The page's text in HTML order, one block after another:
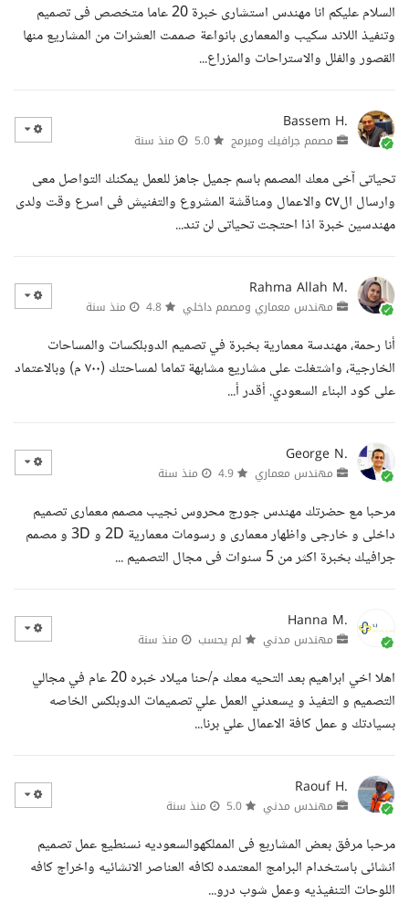
السلام عليكم انا مهندس استشارى خبرة 20 عاما متخصص فى تصميم
وتنفيذ اللاند سكيب والمعمارى بانواعة صممت العشرات من المشاريع منها
القصور والفلل والاستراحات والمزراع...
Bassem H.
مصمم جرافيك ومبرمج منذ سنة
تحياتى آخى معك المصمم باسم جميل جاهز للعمل يمكنك التواصل معى
وارسال الcv والاعمال ومناقشة المشروع والتفنيش فى اسرع وقت ولدى
مهندسين خبرة اذا احتجت تحياتى لن تند...
Rahma Allah M.
مهندس معماري ومصمم داخلي منذ سنة
أنا رحمة، مهندسة معمارية بخبرة في تصميم الدوبلكسات والمساحات
الخارجية، واشتغلت على مشاريع مشابهة تماما لمساحتك (٧٠٠ م) وبالاعتماد
على كود البناء السعودي. أقدر أ...
George N.
مهندس معماري منذ سنة
مرحبا مع حضرتك مهندس جورج محروس نجيب مصمم معمارى تصميم
داخلى و خارجى واظهار معمارى و رسومات معمارية 2D و 3D و مصمم
جرافيك بخبرة اكثر من 5 سنوات فى مجال التصميم ...
Hanna M.
مهندس مدني لم يحسب منذ سنة
اهلا اخي ابراهيم بعد التحيه معك م/حنا ميلاد خبره 20 عام في مجالي
التصميم و التفيذ و يسعدني العمل علي تصميمات الدوبلكس الخاصه
بسيادتك و عمل كافة الاعمال علي برنا...
Raouf H.
مهندس مدني منذ سنة
مرحبا مرفق بعض المشاربع فى المملكهوالسعوديه نسنطيع عمل تصميم
انشائى باستخدام البرامج المعتمده لكافه العناصر الانشائيه واخراج كافه
اللوحات التنفيذيه وعمل شوب درو...